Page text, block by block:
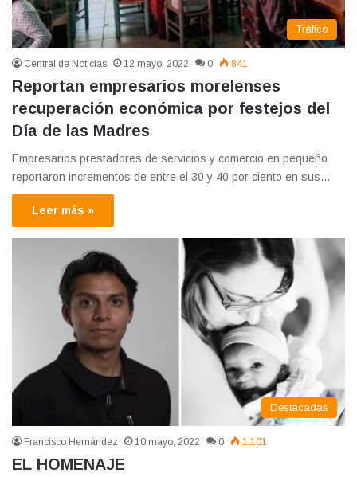
Tráfico
Central de Noticias 12 mayo, 2022 0 841
Reportan empresarios morelenses
recuperación económica por festejos del
Día de las Madres
Empresarios prestadores de servicios y comercio en pequeño
reportaron incrementos de entre el 30 y 40 por ciento en sus…
Leer más »
Destacadas
Francisco Hernández 10 mayo, 2022 0 1.101
EL HOMENAJE